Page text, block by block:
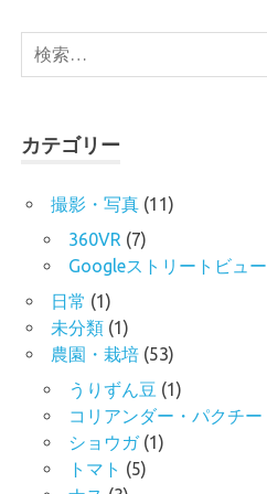
検
カテゴリー
撮影・写真 (11)
360VR (7)
Googleストリートビュー
日常 (1)
未分類 (1)
農園・栽培 (53)
うりずん豆 (1)
コリアンダー・パクチー
ショウガ(1)
トマト (5)